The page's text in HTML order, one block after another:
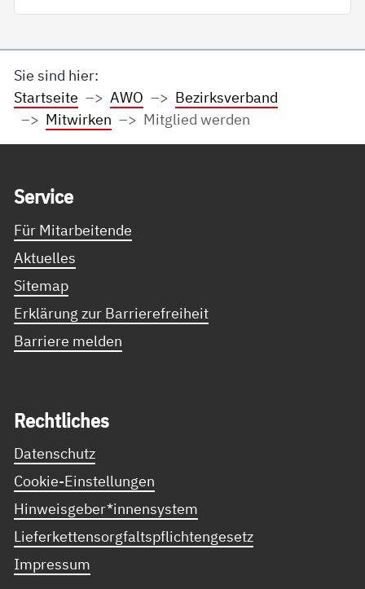
Sie sind hier:
Startseite
AWO
Bezirksverband
Mitwirken
Mitglied werden
Ser­vice
Für Mitarbeitende
Aktuelles
Sitemap
Erklärung zur Barrierefreiheit
Barriere melden
Recht­li­ches
Datenschutz
Cookie-Einstellungen
Hinweisgeber*innensystem
Lieferkettensorgfaltspflichtengesetz
Impressum